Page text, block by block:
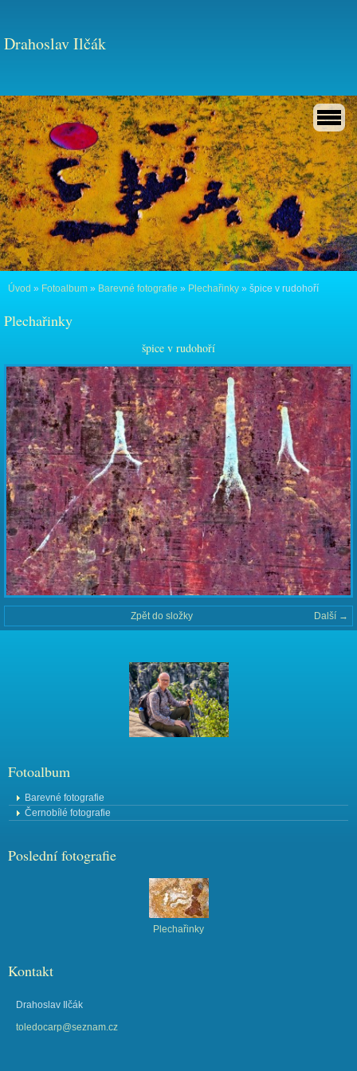
Drahoslav Ilčák
Úvod » Fotoalbum » Barevné fotografie » Plechařinky » špice v rudohoří
Plechařinky
špice v rudohoří
Další →
Zpět do složky
Fotoalbum
Barevné fotografie
Černobílé fotografie
Poslední fotografie
Plechařinky
Kontakt
Drahoslav Ilčák
toledocarp@seznam.cz